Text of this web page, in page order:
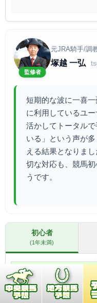
監修者
元JRA騎手/調
塚越 一弘
短期的な波に一喜
に利用しているユ
活かしてトータル
いる」という声が
える結果となりま
切な対応も、競馬
うです。
初心者
(1年未満)
総合評価
当たった